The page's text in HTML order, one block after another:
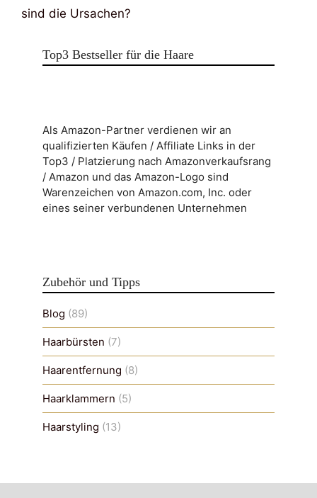
sind die Ursachen?
Top3 Bestseller für die Haare
Als Amazon-Partner verdienen wir an
qualifizierten Käufen / Affiliate Links in der
Top3 / Platzierung nach Amazonverkaufsrang
/ Amazon und das Amazon-Logo sind
Warenzeichen von Amazon.com, Inc. oder
eines seiner verbundenen Unternehmen
Zubehör und Tipps
Blog (89)
Haarbürsten (7)
Haarentfernung (8)
Haarklammern (5)
Haarstyling (13)